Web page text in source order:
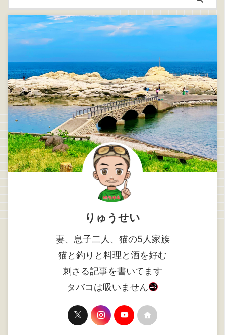
りゅうせい
妻、息子二人、猫の5人家族
猫と釣りと料理と酒を好む
刺さる記事を書いてます
タバコは吸いません